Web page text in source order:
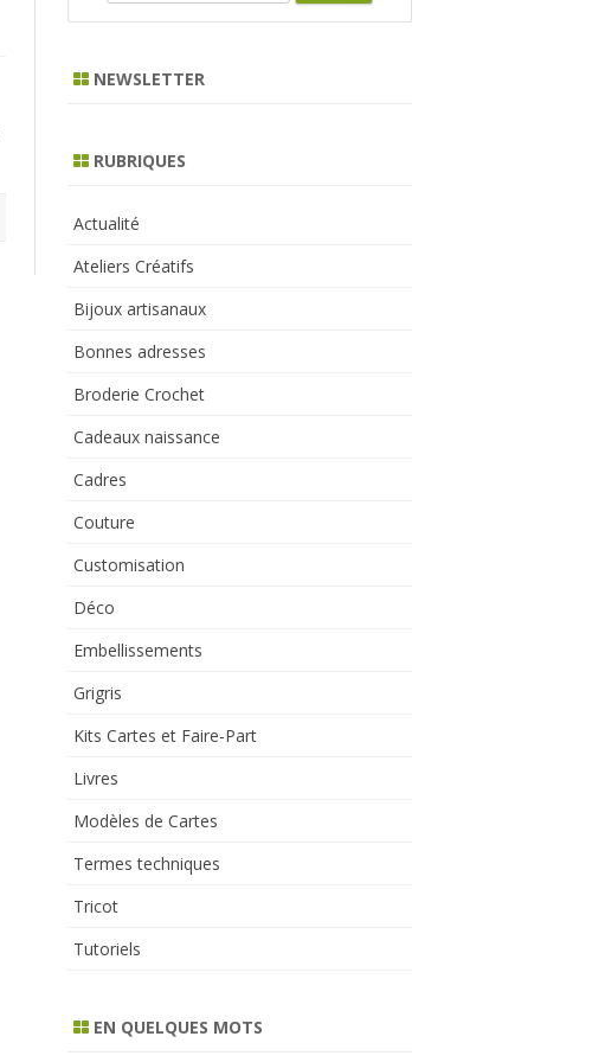
c
NEWSLETTER
RUBRIQUES
Actualité
Ateliers Créatifs
Bijoux artisanaux
Bonnes adresses
Broderie Crochet
Cadeaux naissance
Cadres
Couture
Customisation
Déco
Embellissements
Grigris
Kits Cartes et Faire-Part
Livres
Modèles de Cartes
Termes techniques
Tricot
Tutoriels
EN QUELQUES MOTS